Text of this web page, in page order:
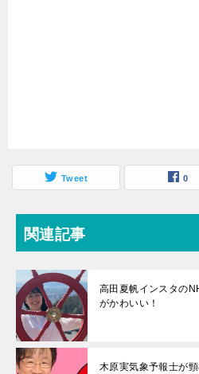
Tweet 0
関連記事
高田夏帆インスタの
がかわいい！
木原実気象予報士が